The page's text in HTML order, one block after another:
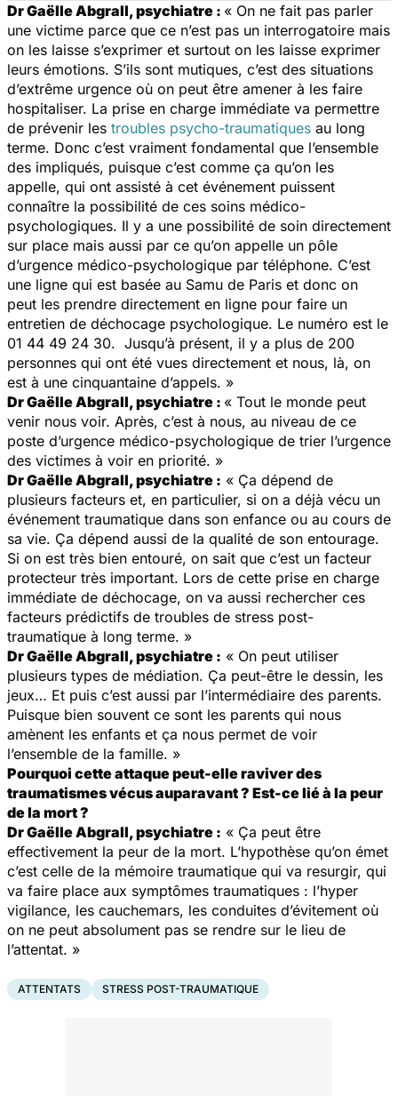
Dr Gaëlle Abgrall, psychiatre : « On ne fait pas parler
une victime parce que ce n’est pas un interrogatoire mais
on les laisse s’exprimer et surtout on les laisse exprimer
leurs émotions. S’ils sont mutiques, c’est des situations
d’extrême urgence où on peut être amener à les faire
hospitaliser. La prise en charge immédiate va permettre
de prévenir les troubles psycho-traumatiques au long
terme. Donc c’est vraiment fondamental que l’ensemble
des impliqués, puisque c’est comme ça qu’on les
appelle, qui ont assisté à cet événement puissent
connaître la possibilité de ces soins médico-
psychologiques. Il y a une possibilité de soin directement
sur place mais aussi par ce qu’on appelle un pôle
d’urgence médico-psychologique par téléphone. C’est
une ligne qui est basée au Samu de Paris et donc on
peut les prendre directement en ligne pour faire un
entretien de déchocage psychologique. Le numéro est le
01 44 49 24 30. Jusqu’à présent, il y a plus de 200
personnes qui ont été vues directement et nous, là, on
est à une cinquantaine d’appels. »
Dr Gaëlle Abgrall, psychiatre : « Tout le monde peut
venir nous voir. Après, c’est à nous, au niveau de ce
poste d’urgence médico-psychologique de trier l’urgence
des victimes à voir en priorité. »
Dr Gaëlle Abgrall, psychiatre : « Ça dépend de
plusieurs facteurs et, en particulier, si on a déjà vécu un
événement traumatique dans son enfance ou au cours de
sa vie. Ça dépend aussi de la qualité de son entourage.
Si on est très bien entouré, on sait que c’est un facteur
protecteur très important. Lors de cette prise en charge
immédiate de déchocage, on va aussi rechercher ces
facteurs prédictifs de troubles de stress post-
traumatique à long terme. »
Dr Gaëlle Abgrall, psychiatre : « On peut utiliser
plusieurs types de médiation. Ça peut-être le dessin, les
jeux… Et puis c’est aussi par l’intermédiaire des parents.
Puisque bien souvent ce sont les parents qui nous
amènent les enfants et ça nous permet de voir
l’ensemble de la famille. »
Pourquoi cette attaque peut-elle raviver des
traumatismes vécus auparavant ? Est-ce lié à la peur
de la mort ?
Dr Gaëlle Abgrall, psychiatre : « Ça peut être
effectivement la peur de la mort. L’hypothèse qu’on émet
c’est celle de la mémoire traumatique qui va resurgir, qui
va faire place aux symptômes traumatiques : l’hyper
vigilance, les cauchemars, les conduites d’évitement où
on ne peut absolument pas se rendre sur le lieu de
l’attentat. »
ATTENTATS STRESS POST-TRAUMATIQUE